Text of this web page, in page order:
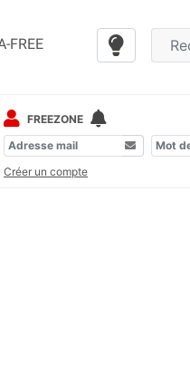
FREE
FREEZONE
Créer un compte